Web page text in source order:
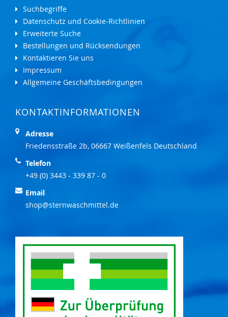
Suchbegriffe
Datenschutz und Cookie-Richtlinien
Erweiterte Suche
Bestellungen und Rücksendungen
Kontaktieren Sie uns
Impressum
Allgemeine Geschäftsbedingungen
KONTAKTINFORMATIONEN
Adresse
Friedensstraße 2b, 06667 Weißenfels Deutschland
Telefon
+49 (0) 3443 - 339 87 - 0
Email
shop@sternwaschmittel.de